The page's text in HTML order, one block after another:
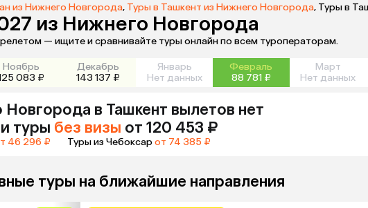
из Нижнего Новгорода, Туры в Ташкент из Нижнего Новгорода, Туры в
из Нижнего Новгорода
— ищите и сравнивайте туры онлайн по всем туроператорам.
Ноябрь
083 ₽
Декабрь
143 137 ₽
Январь
Нет данных
Февраль
88 781 ₽
Март
Нет данных
Новгорода в Ташкент вылетов нет
туры без визы от 120 453 ₽
46 296 ₽ Туры из Чебоксар от 74 385 ₽
туры на ближайшие направления